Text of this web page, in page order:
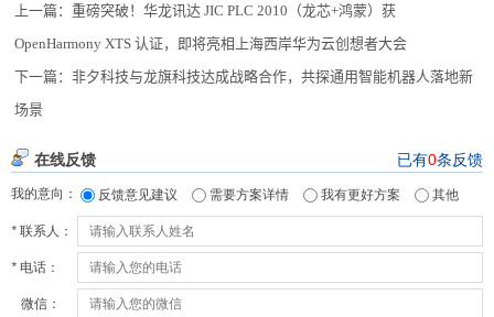
上一篇：重磅突破！华龙讯达 JIC PLC 2010（龙芯+鸿蒙）获
OpenHarmony XTS 认证，即将亮相上海西岸华为云创想者大会
下一篇：非夕科技与龙旗科技达成战略合作，共探通用智能机器人落地新
场景